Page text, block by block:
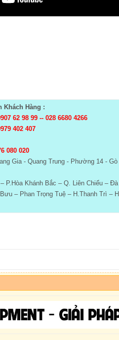
Khách Hàng :
62 98 99 -- 028 6680 4266
402 407
080 020
Gia - Quang Trung - Phường 14 - Gò
P.Hòa Khánh Bắc – Q. Liên Chiểu –
– Phan Trọng Tuệ – H.Thanh Trì –